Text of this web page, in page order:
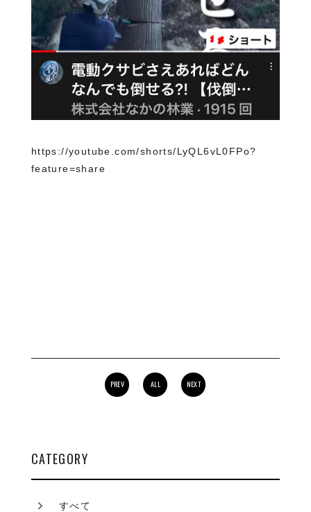
https://youtube.com/shorts/LyQL6vL0FPo?
feature=share
PREV ALL NEXT
CATEGORY
すべて